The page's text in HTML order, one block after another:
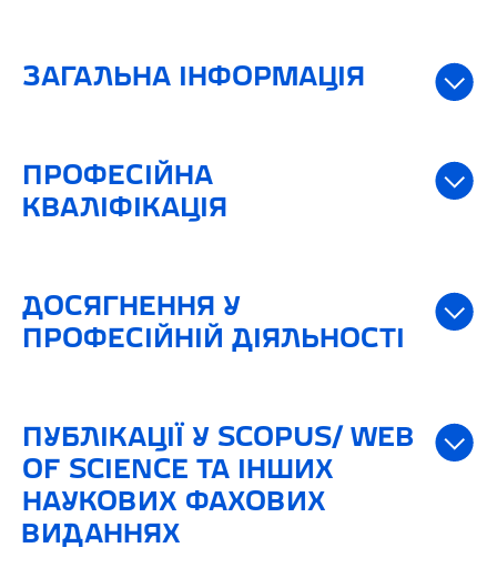
ЗАГАЛЬНА ІНФОРМАЦІЯ
ПРОФЕСІЙНА
КВАЛІФІКАЦІЯ
ДОСЯГНЕННЯ У
ПРОФЕСІЙНІЙ ДІЯЛЬНОСТІ
ПУБЛІКАЦІЇ У SCOPUS/ WEB
OF SCIENCE ТА ІНШИХ
НАУКОВИХ ФАХОВИХ
ВИДАННЯХ